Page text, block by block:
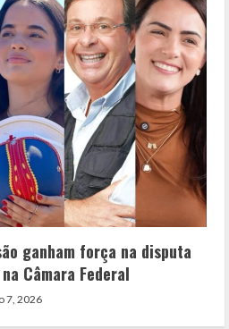
ganham força na disputa
Câmara Federal
7, 2026